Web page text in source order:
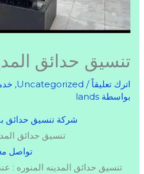
تنسيق حدائق
اترك تعليقاً /
Uncategorized
,
بواسطة lands
شركة تنسيق حدائق
تنسيق حدائق
تواصل
تنسيق حدائق المدينه المنوره